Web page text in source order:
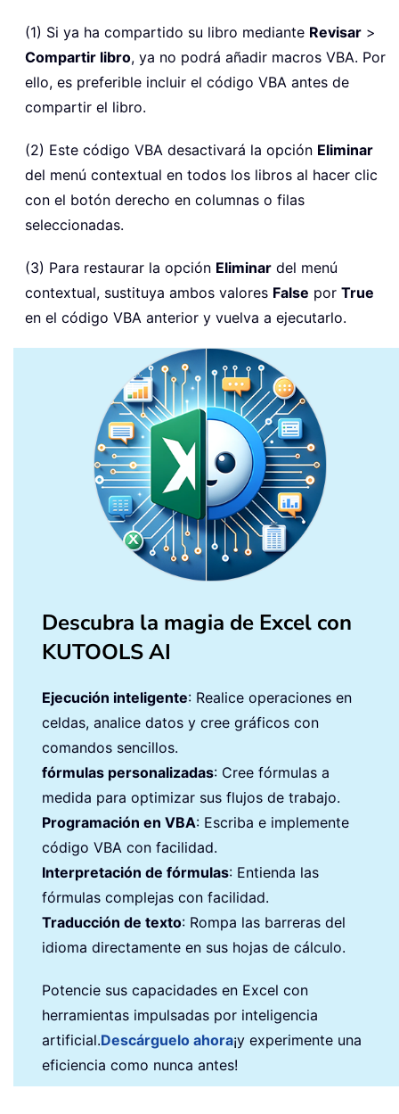
(1) Si ya ha compartido su libro mediante Revisar >
Compartir libro, ya no podrá añadir macros VBA. Por
ello, es preferible incluir el código VBA antes de
compartir el libro.
(2) Este código VBA desactivará la opción Eliminar
del menú contextual en todos los libros al hacer clic
con el botón derecho en columnas o filas
seleccionadas.
(3) Para restaurar la opción Eliminar del menú
contextual, sustituya ambos valores False por True
en el código VBA anterior y vuelva a ejecutarlo.
Descubra la magia de Excel con
KUTOOLS AI
Ejecución inteligente: Realice operaciones en
celdas, analice datos y cree gráficos con
comandos sencillos.
fórmulas personalizadas: Cree fórmulas a
medida para optimizar sus flujos de trabajo.
Programación en VBA: Escriba e implemente
código VBA con facilidad.
Interpretación de fórmulas: Entienda las
fórmulas complejas con facilidad.
Traducción de texto: Rompa las barreras del
idioma directamente en sus hojas de cálculo.
Potencie sus capacidades en Excel con
herramientas impulsadas por inteligencia
artificial.Descárguelo ahora¡y experimente una
eficiencia como nunca antes!